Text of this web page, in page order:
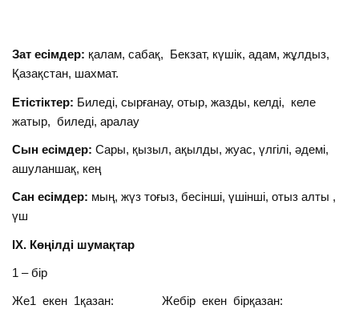
Зат есімдер: қалам, сабақ, Бекзат, күшік, адам, жұлдыз,
Қазақстан, шахмат.
Етістіктер: Биледі, сырғанау, отыр, жазды, келді, келе
жатыр, биледі, аралау
Сын есімдер: Сары, қызыл, ақылды, жуас, үлгілі, әдемі,
ашуланшақ, кең
Сан есімдер: мың, жүз тоғыз, бесінші, үшінші, отыз алты ,
үш
ІХ. Көңілді шумақтар
1 – бір
Же1 екен 1қазан: Жебір екен бірқазан: